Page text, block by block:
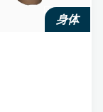
身体